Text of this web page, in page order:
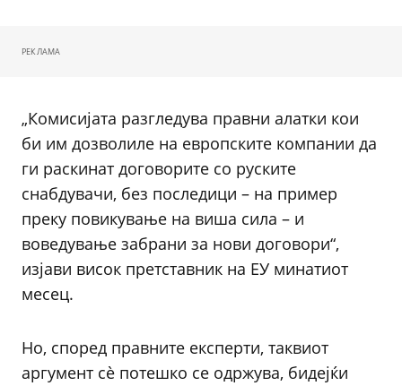
РЕКЛАМА
„Комисијата разгледува правни алатки кои
би им дозволиле на европските компании да
ги раскинат договорите со руските
снабдувачи, без последици – на пример
преку повикување на виша сила – и
воведување забрани за нови договори“,
изјави висок претставник на ЕУ минатиот
месец.
Но, според правните експерти, таквиот
аргумент сè потешко се одржува, бидејќи